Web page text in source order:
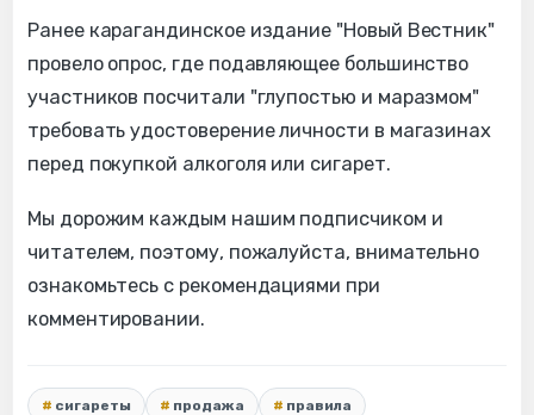
Ранее карагандинское издание "Новый Вестник"
провело опрос, где подавляющее большинство
участников посчитали "глупостью и маразмом"
требовать удостоверение личности в магазинах
перед покупкой алкоголя или сигарет.
Мы дорожим каждым нашим подписчиком и
читателем, поэтому, пожалуйста, внимательно
ознакомьтесь с рекомендациями при
комментировании.
сигареты продажа правила